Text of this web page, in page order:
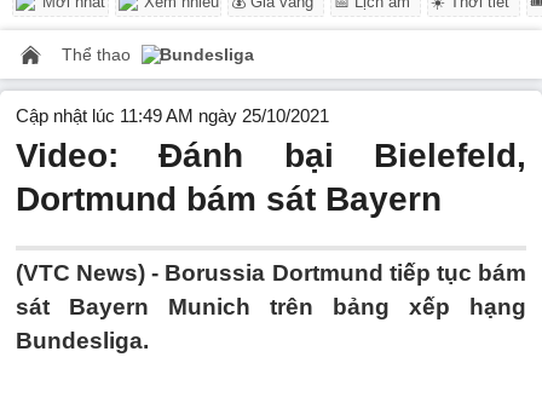
Thể thao Bundesliga
Cập nhật lúc 11:49 AM ngày 25/10/2021
Video: Đánh bại Bielefeld,
Dortmund bám sát Bayern
(VTC News) - Borussia Dortmund tiếp tục bám
sát Bayern Munich trên bảng xếp hạng
Bundesliga.